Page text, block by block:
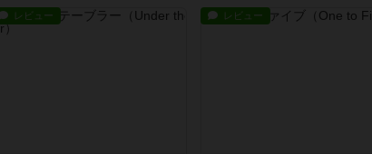
レビュー レビュー